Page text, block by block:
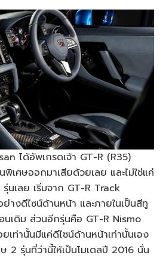
ได้อัพเกรดเจ้า GT-R (R35)
เศษออกมาเสียด้วยเลย และไม่ใช่แค่
นเลย เริ่มจาก GT-R Track
างดีไซน์ด้านหน้า และภายในเป็นสีทู
นเดิม ส่วนอีกรุ่นคือ GT-R Nismo
ท่านั้นมีแค่ดีไซน์ด้านหน้าเท่านั้นเอง
2 รุ่นที่ว่านี้ให้เป็นโมเดลปี 2016 นั่น